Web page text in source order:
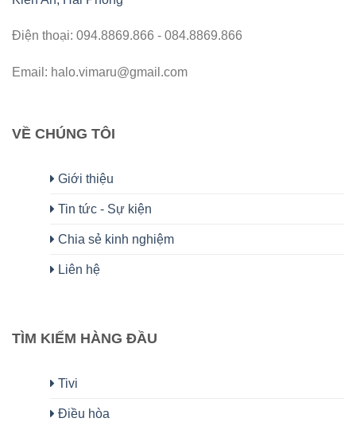
Điện thoại: 094.8869.866 - 084.8869.866
Email: halo.vimaru@gmail.com
VỀ CHÚNG TÔI
Giới thiệu
Tin tức - Sự kiện
Chia sẻ kinh nghiệm
Liên hệ
TÌM KIẾM HÀNG ĐẦU
Tivi
Điều hòa